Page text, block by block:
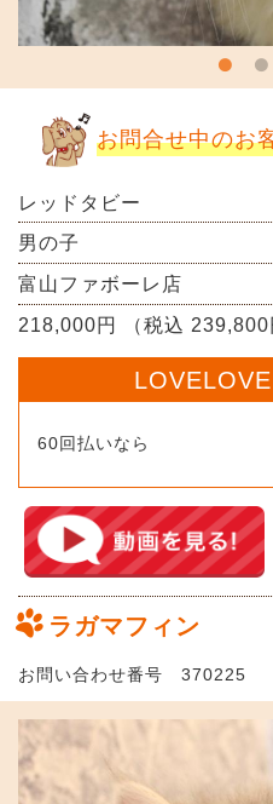
お問合せ中のお
レッドタビー
男の子
富山ファボーレ店
218,000円 （税込 239,800
60回払いなら
ラガマフィン
お問い合わせ番号 370225